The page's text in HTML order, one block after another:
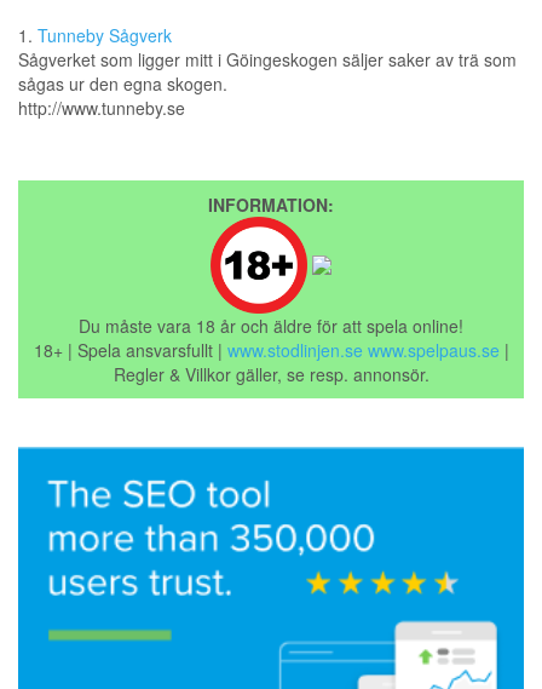
1. Tunneby Sågverk
Sågverket som ligger mitt i Göingeskogen säljer saker av trä som
sågas ur den egna skogen.
http://www.tunneby.se
INFORMATION:
Du måste vara 18 år och äldre för att spela online!
18+ | Spela ansvarsfullt | www.stodlinjen.se www.spelpaus.se |
Regler & Villkor gäller, se resp. annonsör.